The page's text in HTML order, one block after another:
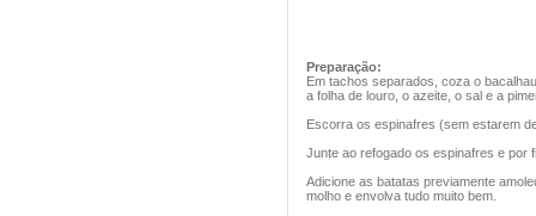
Preparação:
Em tachos separados, coza o
a folha de louro, o azeite, o sal e a
Escorra os espinafres (sem estarem
Junte ao refogado os espinafres e por
Adicione as batatas previamente
molho e envolva tudo muito bem.